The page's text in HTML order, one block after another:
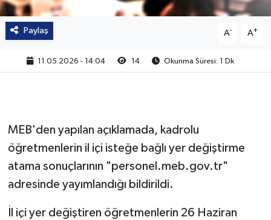
Paylaş A- A+
11.05.2026 - 14:04 14 Okunma Süresi: 1 Dk
MEB'den yapılan açıklamada, kadrolu
öğretmenlerin il içi isteğe bağlı yer değiştirme
atama sonuçlarının "personel.meb.gov.tr"
adresinde yayımlandığı bildirildi.
İl içi yer değiştiren öğretmenlerin 26 Haziran